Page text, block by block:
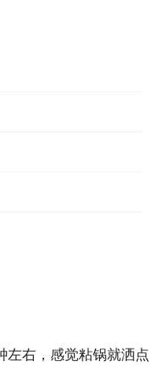
左右，感觉粘锅就洒点